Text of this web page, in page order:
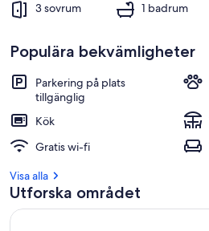
3 sovrum 1 badrum
Populära bekvämligheter
Parkering på plats
tillgänglig
Kök
Gratis wi-fi
Visa alla
Utforska området